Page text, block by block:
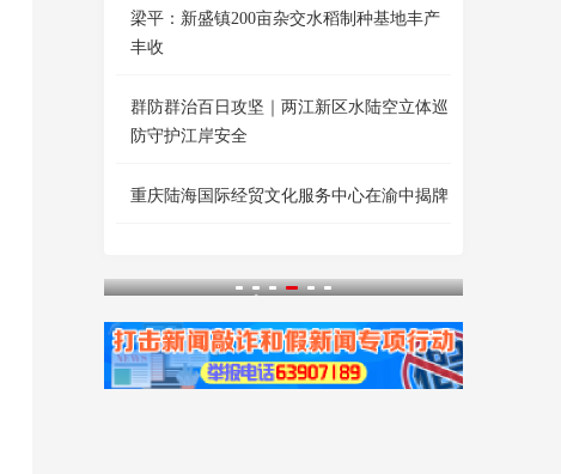
梁平：新盛镇200亩杂交水稻制种基地丰产
丰收
群防群治百日攻坚｜两江新区水陆空立体巡
防守护江岸安全
重庆陆海国际经贸文化服务中心在渝中揭牌